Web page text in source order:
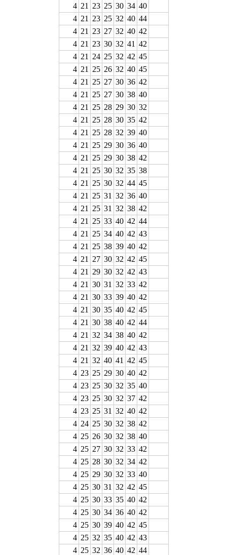
4 21 23 25 30 34 40
4 21 23 25 32 40 44
4 21 23 27 32 40 42
4 21 23 30 32 41 42
4 21 24 25 32 42 45
4 21 25 26 32 40 45
4 21 25 27 30 36 42
4 21 25 27 30 38 40
4 21 25 28 29 30 32
4 21 25 28 30 35 42
4 21 25 28 32 39 40
4 21 25 29 30 36 40
4 21 25 29 30 38 42
4 21 25 30 32 35 38
4 21 25 30 32 44 45
4 21 25 31 32 36 40
4 21 25 31 32 38 42
4 21 25 33 40 42 44
4 21 25 34 40 42 43
4 21 25 38 39 40 42
4 21 27 30 32 42 45
4 21 29 30 32 42 43
4 21 30 31 32 33 42
4 21 30 33 39 40 42
4 21 30 35 40 42 45
4 21 30 38 40 42 44
4 21 32 34 38 40 42
4 21 32 39 40 42 43
4 21 32 40 41 42 45
4 23 25 29 30 40 42
4 23 25 30 32 35 40
4 23 25 30 32 37 42
4 23 25 31 32 40 42
4 24 25 30 32 38 42
4 25 26 30 32 38 40
4 25 27 30 32 33 42
4 25 28 30 32 34 42
4 25 29 30 32 33 40
4 25 30 31 32 42 45
4 25 30 33 35 40 42
4 25 30 34 36 40 42
4 25 30 39 40 42 45
4 25 32 35 40 42 43
4 25 32 36 40 42 44